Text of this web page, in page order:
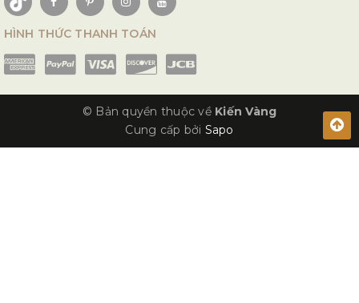
HÌNH THỨC THANH TOÁN
© Bản quyền thuộc về Kiến Vàng
Cung cấp bởi Sapo